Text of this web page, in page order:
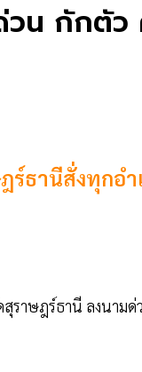
น กักตัว
ร์ธานีสั่งทุกอ
สุราษฎร์ธานี ลงนา